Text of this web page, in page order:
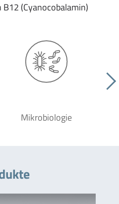
(Cyanocobalamin)
Mikrobiologie